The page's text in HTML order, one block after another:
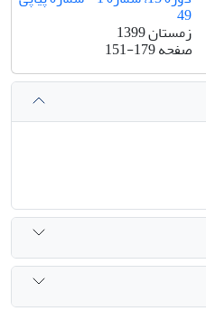
49
زمستان 1399
صفحه151-179